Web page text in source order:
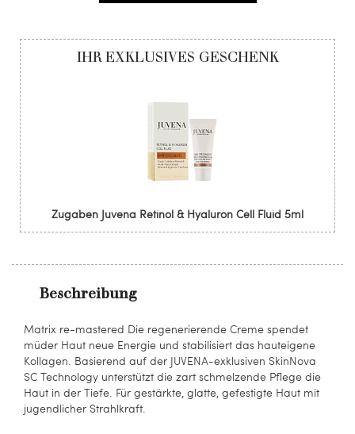
Beschreibung
Matrix re-mastered Die regenerierende Creme spendet
müder Haut neue Energie und stabilisiert das hauteigene
Kollagen. Basierend auf der JUVENA-exklusiven SkinNova
SC Technology unterstützt die zart schmelzende Pflege die
Haut in der Tiefe. Für gestärkte, glatte, gefestigte Haut mit
jugendlicher Strahlkraft.
IHR EXKLUSIVES GESCHENK
Zugaben Juvena Retinol & Hyaluron Cell Fluid 5ml